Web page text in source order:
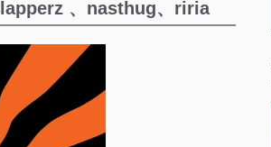
、nasthug、riria